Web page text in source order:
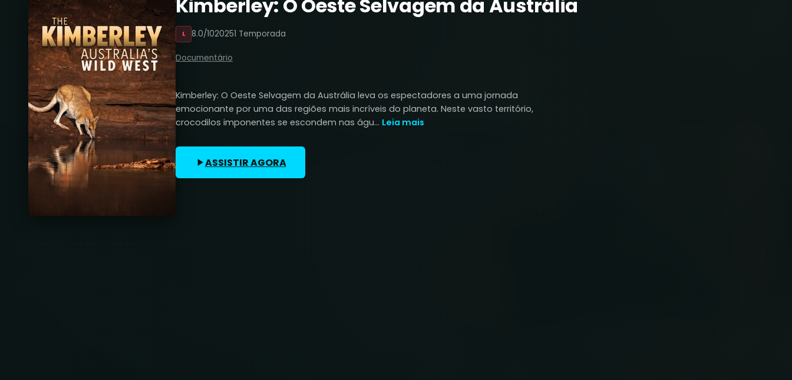
Kimberley: O Oeste Selvagem da Austrália
L 8.0/1020251 Temporada
Documentário
Kimberley: O Oeste Selvagem da Austrália leva os espectadores a uma jornada
emocionante por uma das regiões mais incríveis do planeta. Neste vasto território,
crocodilos imponentes se escondem nas águ... Leia mais
ASSISTIR AGORA